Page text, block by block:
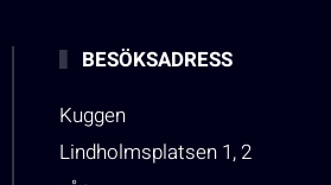
BESÖKSADRESS
Kuggen
Lindholmsplatsen 1, 2